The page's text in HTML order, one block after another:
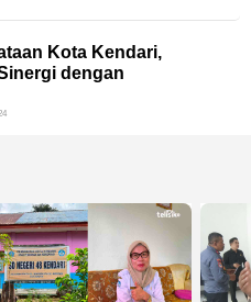
Kota Kendari,
dengan